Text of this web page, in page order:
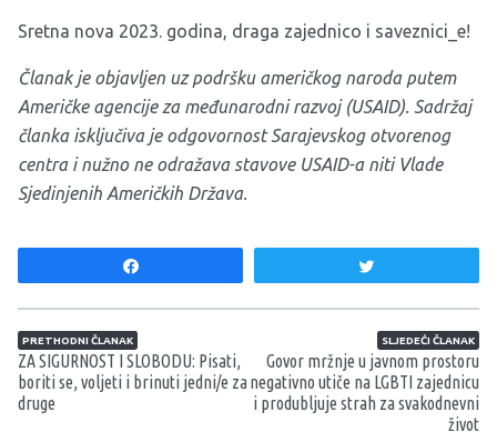
Sretna nova 2023. godina, draga zajednico i saveznici_e!
Članak je objavljen uz podršku američkog naroda putem
Američke agencije za međunarodni razvoj (USAID). Sadržaj
članka isključiva je odgovornost Sarajevskog otvorenog
centra i nužno ne odražava stavove USAID-a niti Vlade
Sjedinjenih Američkih Država.
Navigacija članaka
PRETHODNI ČLANAK
ZA SIGURNOST I SLOBODU: Pisati,
boriti se, voljeti i brinuti jedni/e za
druge
SLJEDEĆI ČLANAK
Govor mržnje u javnom prostoru
negativno utiče na LGBTI zajednicu
i produbljuje strah za svakodnevni
život